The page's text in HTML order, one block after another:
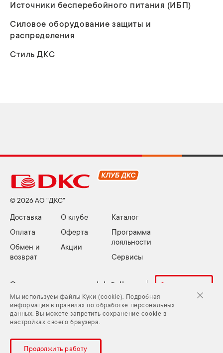
Источники бесперебойного питания (ИБП)
Силовое оборудование защиты и
распределения
Стиль ДКС
© 2026 АО "ДКС"
Доставка
Оплата
Обмен и
возврат
О клубе
Оферта
Акции
Каталог
Программа
лояльности
Сервисы
Электронная почта: club@dkc.ru Задать вопрос
Куки (cookie) и Политика конфиденциальности
Задать вопрос
Карта сайта
Мы используем файлы Куки (cookie). Подробная
информация в правилах по обработке персональных
данных. Вы можете запретить сохранение cookie в
настройках своего браузера.
Продолжить работу